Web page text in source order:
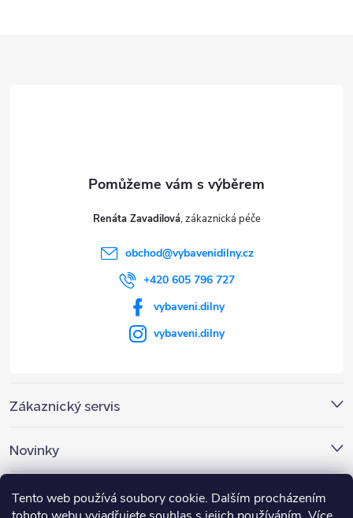
Tento web používá soubory cookie. Dalším procházením
Zákaznický servis
Novinky
Nákupní košík
Renáta Zavadilová
obchod@vybavenidilny.cz
+420 605 796 727
vybaveni.dilny
vybaveni.dilny